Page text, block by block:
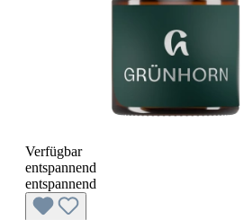
Verfügbar
entspannend
entspannend